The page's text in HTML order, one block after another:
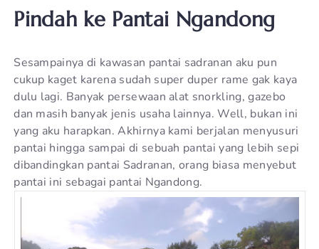
Pindah ke Pantai Ngandong
Sesampainya di kawasan pantai sadranan aku pun
cukup kaget karena sudah super duper rame gak kaya
dulu lagi. Banyak persewaan alat snorkling, gazebo
dan masih banyak jenis usaha lainnya. Well, bukan ini
yang aku harapkan. Akhirnya kami berjalan menyusuri
pantai hingga sampai di sebuah pantai yang lebih sepi
dibandingkan pantai Sadranan, orang biasa menyebut
pantai ini sebagai pantai Ngandong.